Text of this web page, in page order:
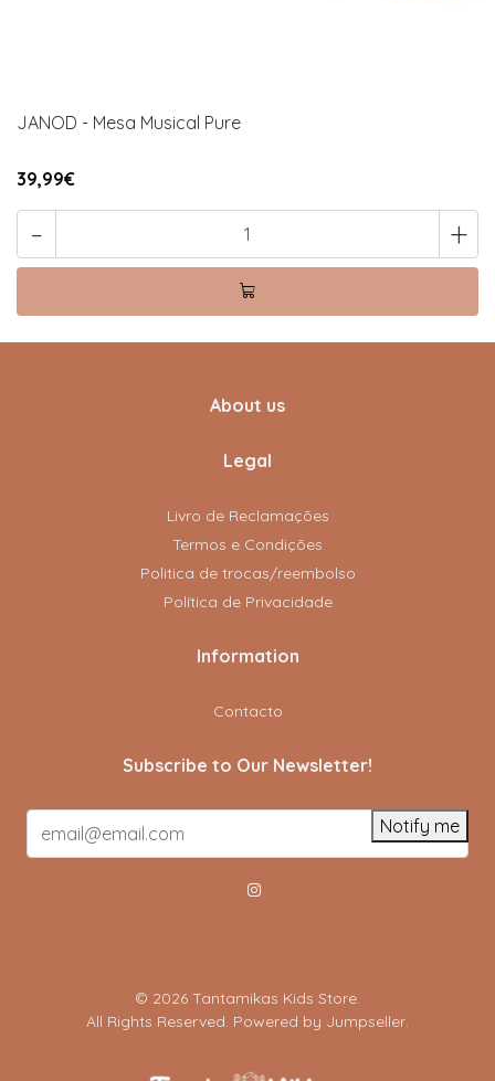
JANOD - Mesa Musical Pure
39,99€
- +
About us
Legal
Livro de Reclamações
Termos e Condições
Politica de trocas/reembolso
Política de Privacidade
Information
Contacto
Subscribe to Our Newsletter!
Notify me
© 2026 Tantamikas Kids Store.
All Rights Reserved. Powered by Jumpseller.